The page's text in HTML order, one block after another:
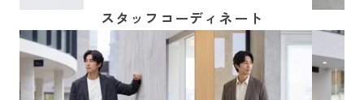
スタッフコーディネート